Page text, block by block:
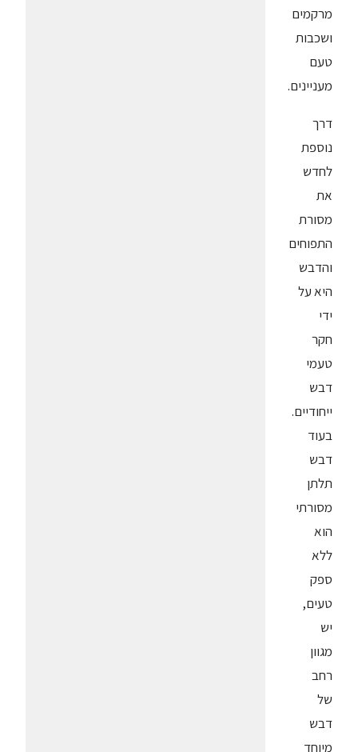
מרקמים
ושכבות
טעם
מעניינים.
דרך
נוספת
לחדש
את
מסורת
התפוחים
והדבש
היא על
ידי
חקר
טעמי
דבש
ייחודיים.
בעוד
דבש
תלתן
מסורתי
הוא
ללא
ספק
טעים,
יש
מגוון
רחב
של
דבש
מיוחד